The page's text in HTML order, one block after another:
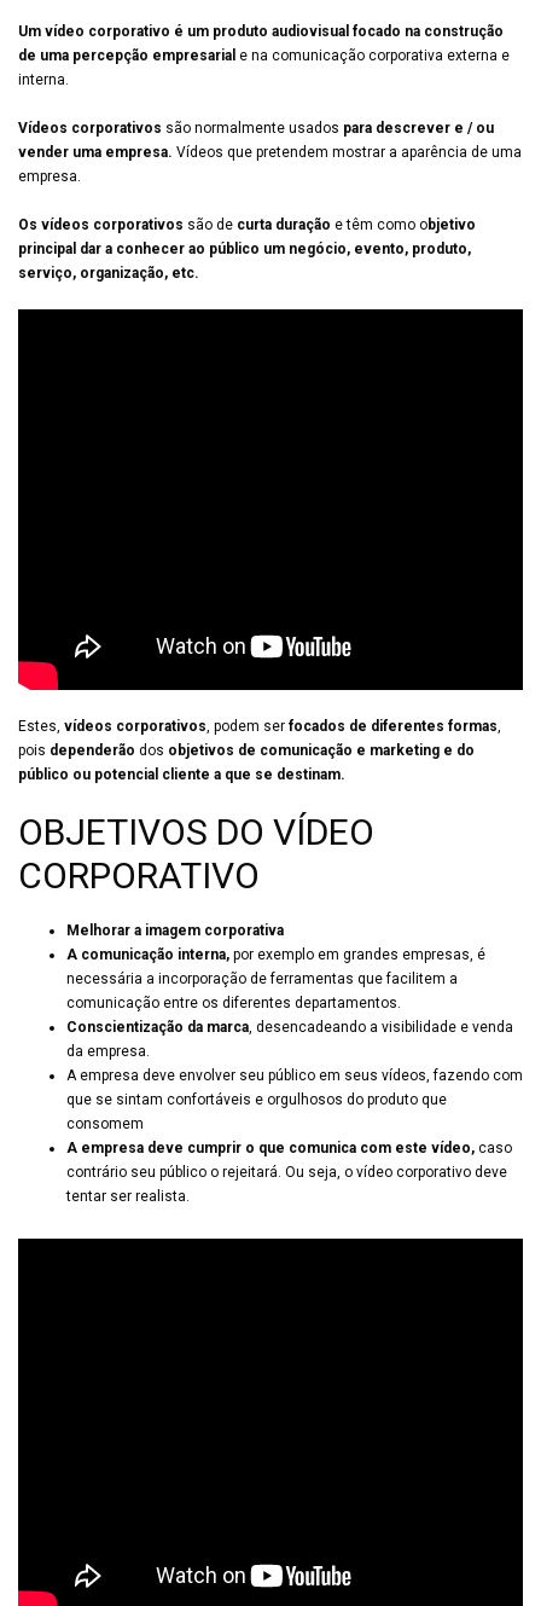
Um vídeo corporativo é um produto audiovisual focado na construção
de uma percepção empresarial e na comunicação corporativa externa e
interna.
Vídeos corporativos são normalmente usados ​​ para descrever e / ou
vender uma empresa. Vídeos que pretendem mostrar a aparência de uma
empresa.
Os vídeos corporativos são de curta duração e têm como objetivo
principal dar a conhecer ao público um negócio, evento, produto,
serviço, organização, etc.
Estes, vídeos corporativos, podem ser focados de diferentes formas,
pois dependerão dos objetivos de comunicação e marketing e do
público ou potencial cliente a que se destinam.
OBJETIVOS DO VÍDEO
CORPORATIVO
Melhorar a imagem corporativa
A comunicação interna, por exemplo em grandes empresas, é
necessária a incorporação de ferramentas que facilitem a
comunicação entre os diferentes departamentos.
Conscientização da marca, desencadeando a visibilidade e venda
da empresa.
A empresa deve envolver seu público em seus vídeos, fazendo com
que se sintam confortáveis ​​e orgulhosos do produto que
consomem
A empresa deve cumprir o que comunica com este vídeo, caso
contrário seu público o rejeitará. Ou seja, o vídeo corporativo deve
tentar ser realista.